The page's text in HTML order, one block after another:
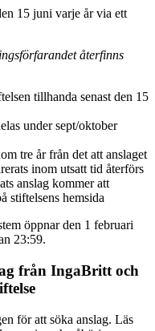
15 juni varje år via ett
återfinns
tillhanda senast den 15
under sept/oktober
tre år från det att anslaget
inom utsatt tid återförs
anslag kommer att
stiftelsens hemsida
öppnar den 1 februari
23:59.
från IngaBritt och
för att söka anslag. Läs